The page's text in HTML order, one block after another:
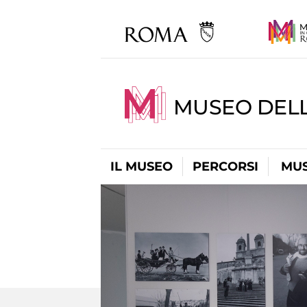
MUSEO
IL MUSEO PERCORSI